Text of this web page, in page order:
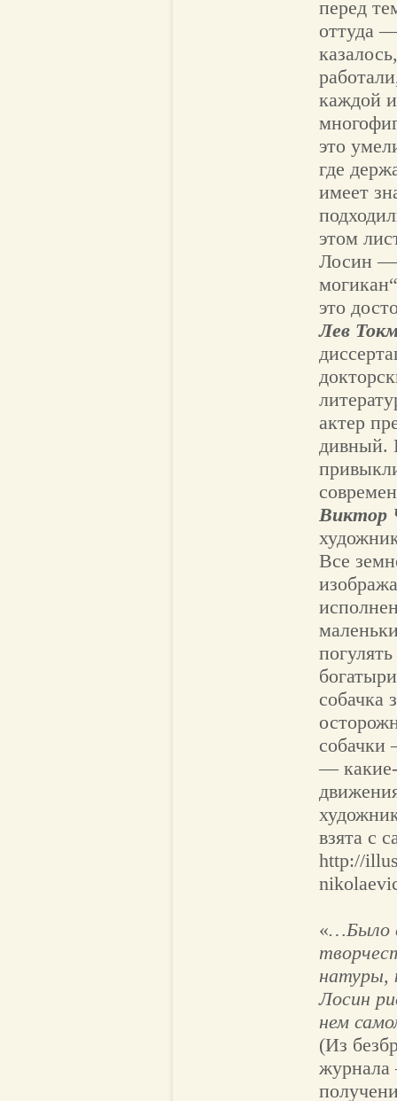
перед
оттуда
каждой
это
где
имеет
этом
Лосин —
это
Лев
актер
дивный.
Виктор
Все
собачка
собачки
—
взята с
http://
«…Было
натуры,
Лосин
нем
(Из
журнала